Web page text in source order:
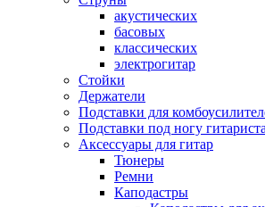
акустических
басовых
классических
электрогитар
Стойки
Держатели
Подставки для
Подставки под ногу гитариста
Аксессуары для гитар
Тюнеры
Ремни
Каподастры